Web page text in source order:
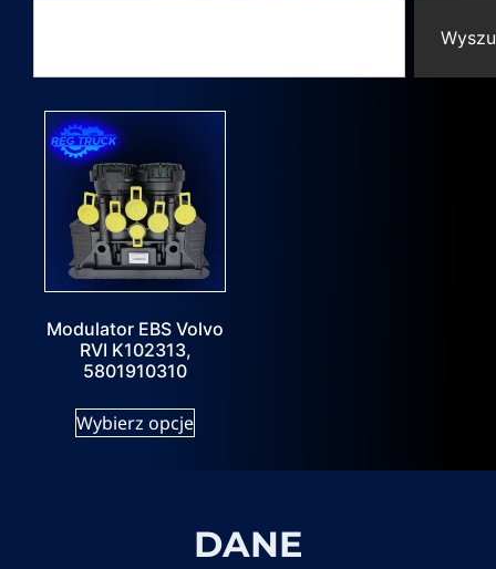
Modulator EBS Volvo
RVI K102313,
5801910310
Wybierz opcje
DANE